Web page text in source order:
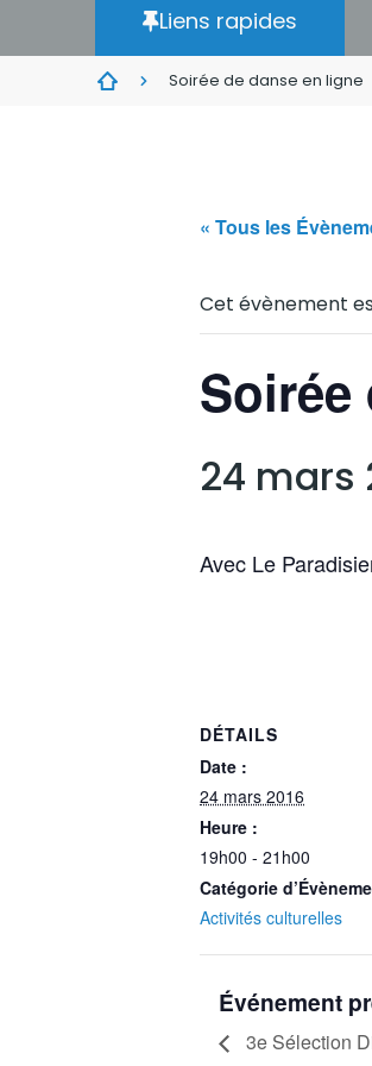
Liens rapides
Soirée de danse en ligne
« Tous les
Cet évènement
Soirée
24 mars
Avec Le
DÉTAILS
Date :
24 mars 2016
Heure :
19h00 - 21h00
Catégorie
Activités culturelles
Événement
3e Sélection